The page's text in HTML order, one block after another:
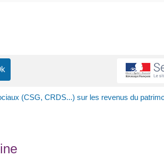
(CSG, CRDS...) sur les revenus du